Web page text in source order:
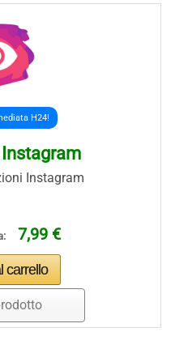
H24!
Instagram
7,99 €